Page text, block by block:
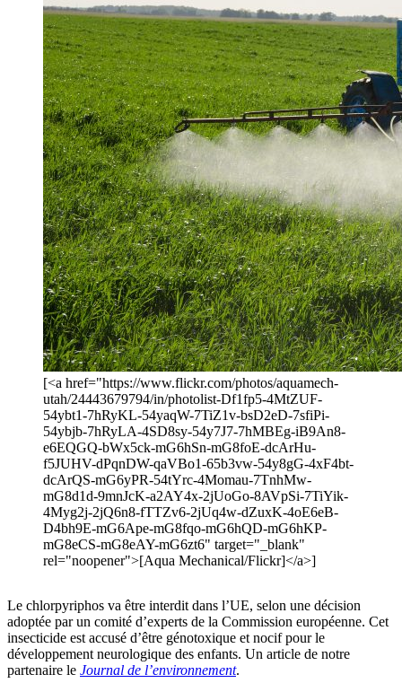
[<a href="https://www.flickr.com/photos/aquamech-
utah/24443679794/in/photolist-Df1fp5-4MtZUF-
54ybt1-7hRyKL-54yaqW-7TiZ1v-bsD2eD-7sfiPi-
54ybjb-7hRyLA-4SD8sy-54y7J7-7hMBEg-iB9An8-
e6EQGQ-bWx5ck-mG6hSn-mG8foE-dcArHu-
f5JUHV-dPqnDW-qaVBo1-65b3vw-54y8gG-4xF4bt-
dcArQS-mG6yPR-54tYrc-4Momau-7TnhMw-
mG8d1d-9mnJcK-a2AY4x-2jUoGo-8AVpSi-7TiYik-
4Myg2j-2jQ6n8-fTTZv6-2jUq4w-dZuxK-4oE6eB-
D4bh9E-mG6Ape-mG8fqo-mG6hQD-mG6hKP-
mG8eCS-mG8eAY-mG6zt6" target="_blank"
rel="noopener">[Aqua Mechanical/Flickr]</a>]
Le chlorpyriphos va être interdit dans l’UE, selon une décision
adoptée par un comité d’experts de la Commission européenne. Cet
insecticide est accusé d’être génotoxique et nocif pour le
développement neurologique des enfants. Un article de notre
partenaire le Journal de l’environnement.